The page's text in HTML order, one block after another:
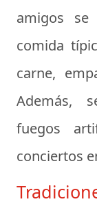
amigos
comida
carne,
Además,
fuegos
conciertos